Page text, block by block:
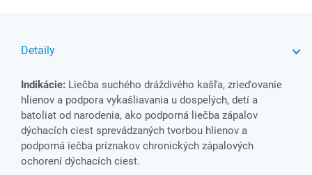
Detaily
Indikácie: Liečba suchého dráždivého kašľa, zrieďovanie
hlienov a podpora vykašliavania u dospelých, detí a
batoliat od narodenia, ako podporná liečba zápalov
dýchacích ciest sprevádzaných tvorbou hlienov a
podporná iečba príznakov chronických zápalových
ochorení dýchacích ciest.